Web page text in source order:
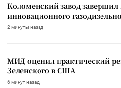
Коломенский завод
инновационного
2 минуты назад
МИД оценил практический
Зеленского в США
6 минут назад